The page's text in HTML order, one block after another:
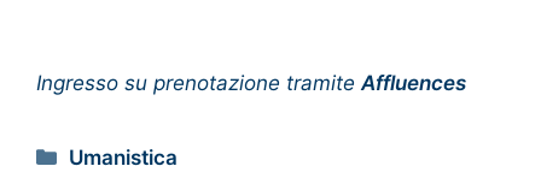
Ingresso su prenotazione tramiteAffluences
Umanistica